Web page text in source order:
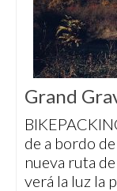
Grand
de a bordo
nueva ruta
verá la luz la